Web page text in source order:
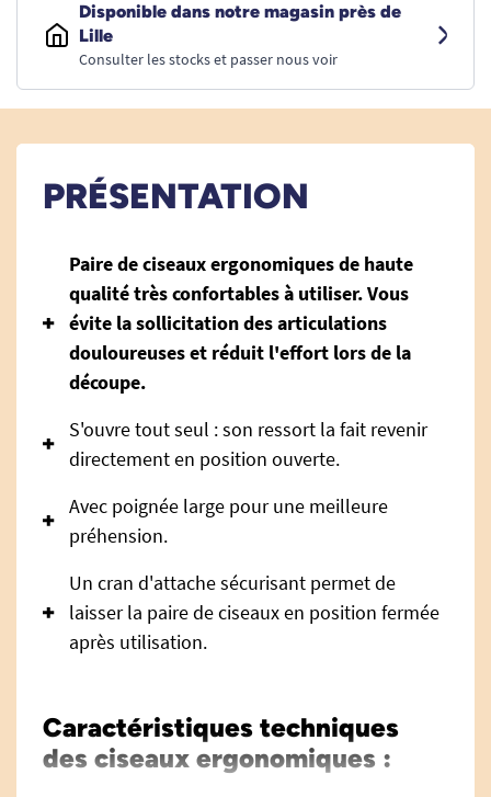
Disponible dans notre magasin près de
Lille
Consulter les stocks et passer nous voir
PRÉSENTATION
Paire de ciseaux ergonomiques de haute
qualité très confortables à utiliser. Vous
évite la sollicitation des articulations
douloureuses et réduit l'effort lors de la
découpe.
S'ouvre tout seul : son ressort la fait revenir
directement en position ouverte.
Avec poignée large pour une meilleure
préhension.
Un cran d'attache sécurisant permet de
laisser la paire de ciseaux en position fermée
après utilisation.
Caractéristiques techniques
des ciseaux ergonomiques :